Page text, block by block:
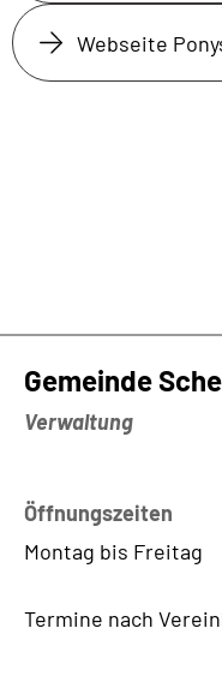
Webseite
Gemeinde
Verwaltung
Öffnungszeiten
Montag bis Freitag
Termine nach